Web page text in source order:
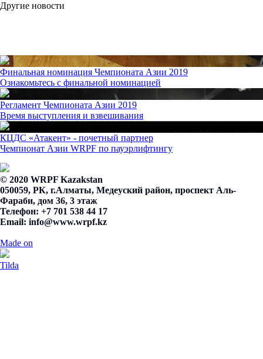
Другие новости
Финальная номинация Чемпионата Азии 2019
Ознакомьтесь с финальной номинацией
Регламент Чемпионата Азии 2019
Время выступления и взвешивания
КЦДС «Атакент» - почетный партнер
Чемпионат Азии WRPF по пауэрлифтингу
© 2020 WRPF Kazakstan
050059, РК, г.Алматы, Медеуский район, проспект Аль-
Фараби, дом 36, 3 этаж
Телефон: +7 701 538 44 17
Email: info@www.wrpf.kz
Made on
Tilda